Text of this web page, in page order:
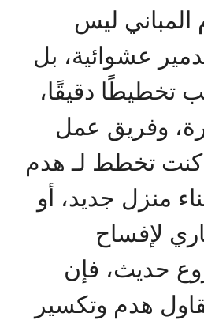
ليس
عشوائية، بل
تخطيطًا دقيقًا،
وفريق عمل
تخطط لـ هدم
منزل جديد، أو
لإفساح
حديث، فإن
هدم وتكسير